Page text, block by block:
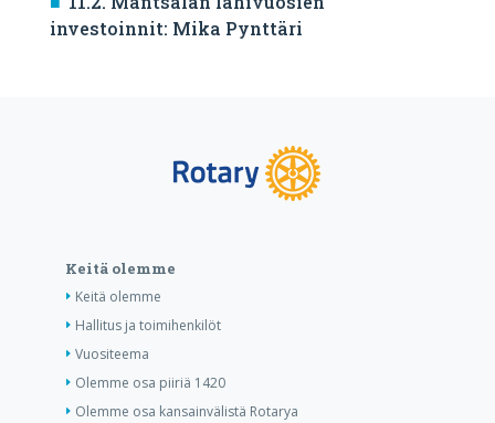
investoinnit: Mika Pynttäri
Keitä olemme
Keitä olemme
Hallitus ja toimihenkilöt
Vuositeema
Olemme osa piiriä 1420
Olemme osa kansainvälistä Rotarya